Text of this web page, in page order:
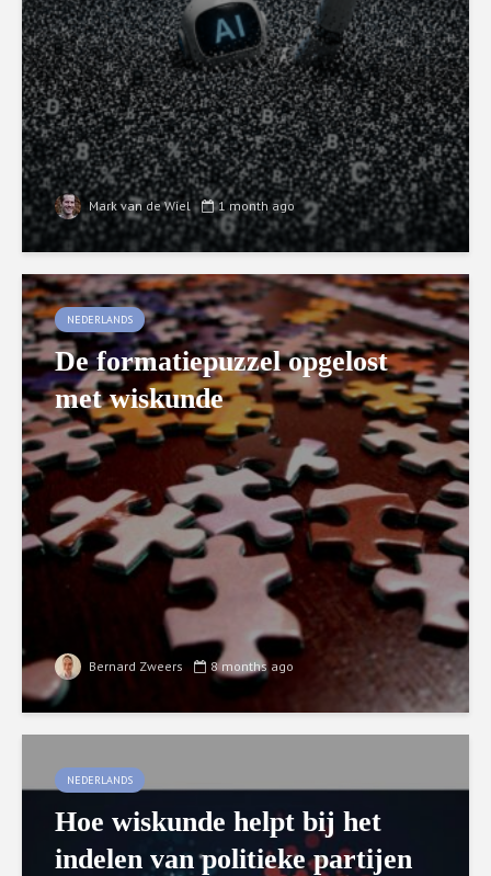
Mark van de Wiel 1 month ago
NEDERLANDS
De formatiepuzzel opgelost
met wiskunde
Bernard Zweers 8 months ago
NEDERLANDS
Hoe wiskunde helpt bij het
indelen van politieke partijen